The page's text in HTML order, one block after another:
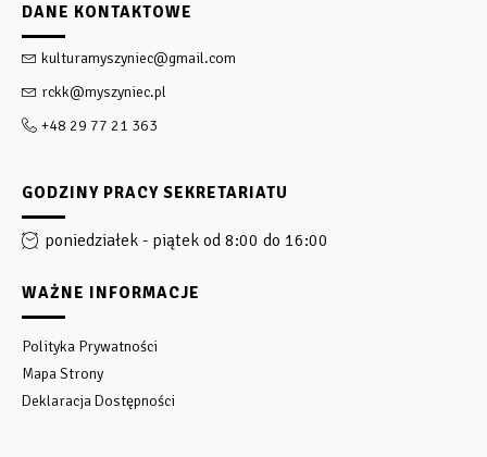
DANE KONTAKTOWE
kulturamyszyniec@gmail.com
rckk@myszyniec.pl
+48 29 77 21 363
GODZINY PRACY SEKRETARIATU
poniedziałek - piątek od 8:00 do 16:00
WAŻNE INFORMACJE
Polityka Prywatności
Mapa Strony
Deklaracja Dostępności